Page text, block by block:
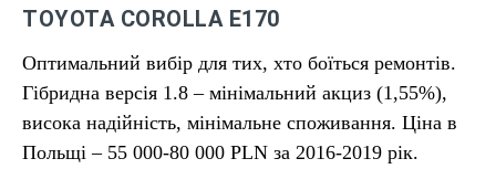
TOYOTA COROLLA E170
Оптимальний вибір для тих, хто боїться ремонтів.
Гібридна версія 1.8 – мінімальний акциз (1,55%),
висока надійність, мінімальне споживання. Ціна в
Польщі – 55 000-80 000 PLN за 2016-2019 рік.